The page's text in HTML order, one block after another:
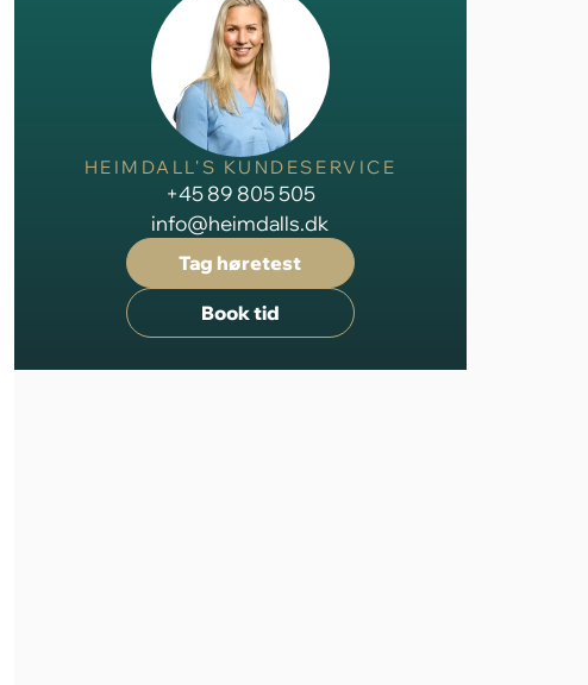
HEIMDALL'S KUNDESERVICE
+45 89 805 505
info@heimdalls.dk
Tag høretest
Book tid